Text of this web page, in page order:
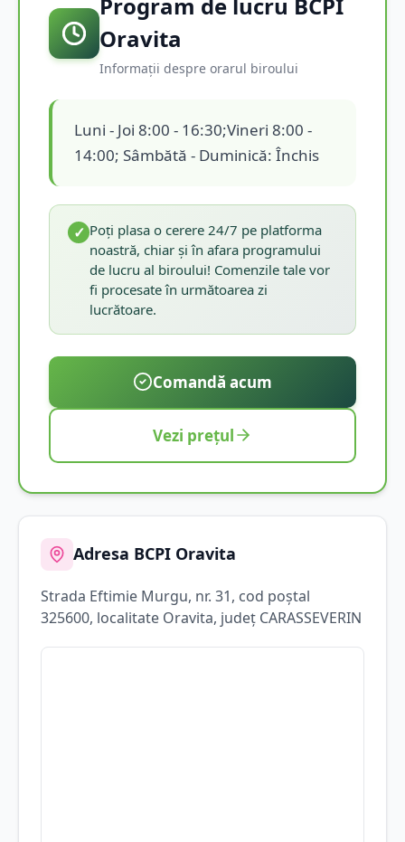
Oravita
Informații despre orarul biroului
Luni - Joi 8:00 - 16:30;Vineri 8:00 -
14:00; Sâmbătă - Duminică: Închis
✓ Poți plasa o cerere 24/7 pe platforma
noastră, chiar și în afara programului
de lucru al biroului! Comenzile tale vor
fi procesate în următoarea zi
lucrătoare.
Comandă acum
Vezi prețul
Adresa BCPI Oravita
Strada Eftimie Murgu, nr. 31, cod poștal
325600, localitate Oravita, județ CARASSEVERIN